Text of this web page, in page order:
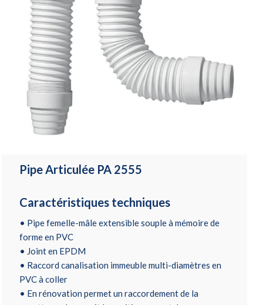
Pipe Articulée PA 2555
Caractéristiques techniques
• Pipe femelle-mâle extensible souple à mémoire de
forme en PVC
• Joint en EPDM
• Raccord canalisation immeuble multi-diamètres en
PVC à coller
• En rénovation permet un raccordement de la